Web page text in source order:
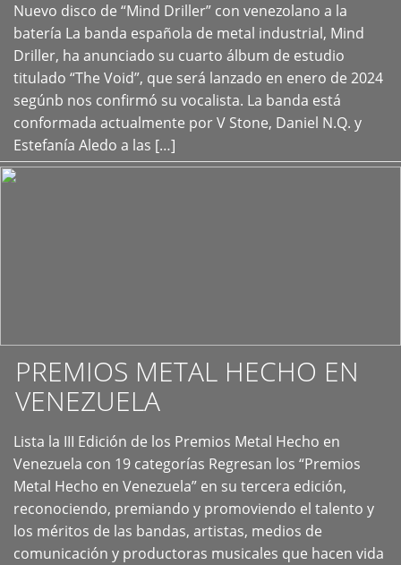
Nuevo disco de “Mind Driller” con venezolano a la
batería La banda española de metal industrial, Mind
Driller, ha anunciado su cuarto álbum de estudio
titulado “The Void”, que será lanzado en enero de 2024
segúnb nos confirmó su vocalista. La banda está
conformada actualmente por V Stone, Daniel N.Q. y
Estefanía Aledo a las […]
+
PREMIOS METAL HECHO EN
VENEZUELA
Lista la III Edición de los Premios Metal Hecho en
Venezuela con 19 categorías Regresan los “Premios
Metal Hecho en Venezuela” en su tercera edición,
reconociendo, premiando y promoviendo el talento y
los méritos de las bandas, artistas, medios de
comunicación y productoras musicales que hacen vida
+